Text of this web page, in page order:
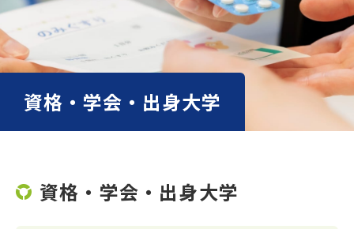
資格・学会・出身大学
資格・学会・出身大学